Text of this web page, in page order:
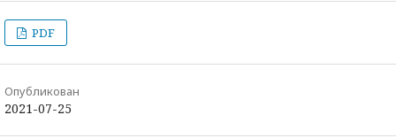
PDF
Опубликован
2021-07-25